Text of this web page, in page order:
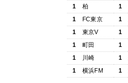
1
柏 1
1
FC東京 1
1
東京V 1
1
町田 1
1
川崎 1
1
横浜FM 1